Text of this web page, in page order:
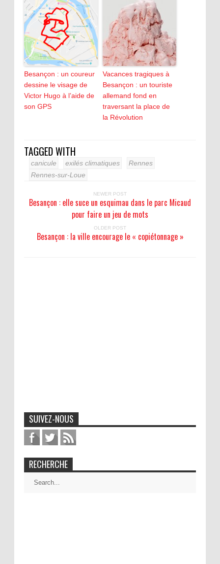
Besançon : un coureur
dessine le visage de
Victor Hugo à l’aide de
son GPS
Vacances tragiques à
Besançon : un touriste
allemand fond en
traversant la place de
la Révolution
TAGGED WITH
canicule exilés climatiques
Rennes
Rennes-sur-Loue
NEWER POST
Besançon : elle suce un esquimau dans le parc Micaud
pour faire un jeu de mots
OLDER POST
Besançon : la ville encourage le « copiétonnage »
SUIVEZ-NOUS
RECHERCHE